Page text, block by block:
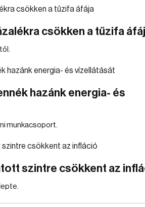
csökken a tűzifa
hazánk energia- és
munkacsoport.
szintre csökkent az